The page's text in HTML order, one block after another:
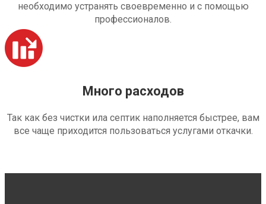
необходимо устранять своевременно и с помощью
профессионалов.
Много расходов
Так как без чистки ила септик наполняется быстрее, вам
все чаще приходится пользоваться услугами откачки.